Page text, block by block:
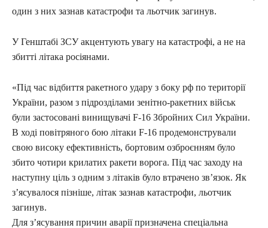
один з них зазнав катастрофи та льотчик загинув.
У Генштабі ЗСУ акцентують увагу на катастрофі, а не на
збитті літака росіянами.
«Під час відбиття ракетного удару з боку рф по території
України, разом з підрозділами зенітно-ракетних військ
були застосовані винищувачі F-16 Збройних Сил України.
В ході повітряного бою літаки F-16 продемонстрували
свою високу ефективність, бортовим озброєнням було
збито чотири крилатих ракети ворога. Під час заходу на
наступну ціль з одним з літаків було втрачено зв’язок. Як
з’ясувалося пізніше, літак зазнав катастрофи, льотчик
загинув.
Для з’ясування причин аварії призначена спеціальна